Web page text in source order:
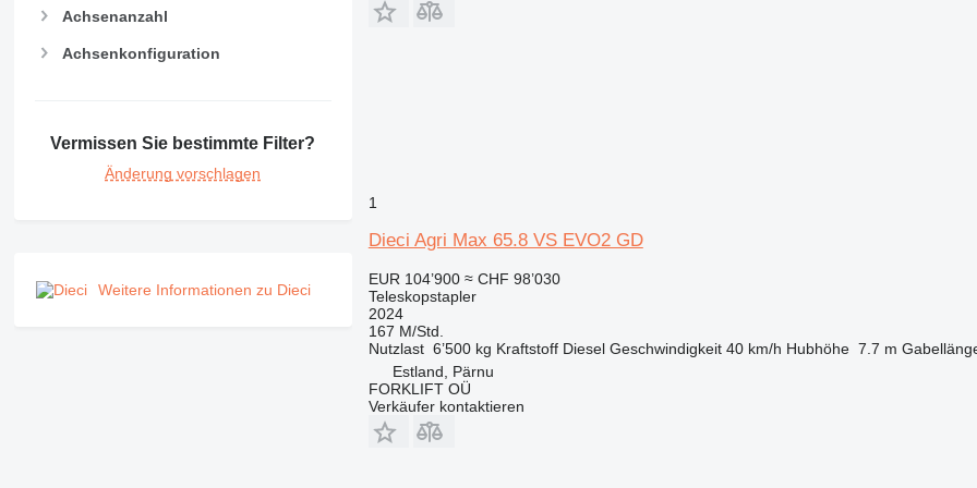
Achsenanzahl
Achsenkonfiguration
Vermissen Sie bestimmte Filter?
Änderung vorschlagen
Weitere Informationen zu Dieci
1
Dieci Agri Max 65.8 VS EVO2 GD
EUR 104’900 ≈ CHF 98’030
Teleskopstapler
2024
167 M/Std.
Nutzlast 6’500 kg Kraftstoff Diesel Geschwindigkeit 40 km/h Hubhöhe 7.7 m
Estland, Pärnu
FORKLIFT OÜ
Verkäufer kontaktieren